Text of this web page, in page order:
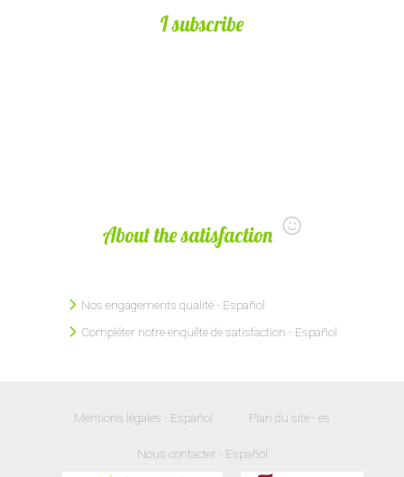
I subscribe
About the satisfaction
Nos engagements qualité - Español
Compléter notre enquête de satisfaction - Español
Mentions légales - Español Plan du site - es
Nous contacter - Español